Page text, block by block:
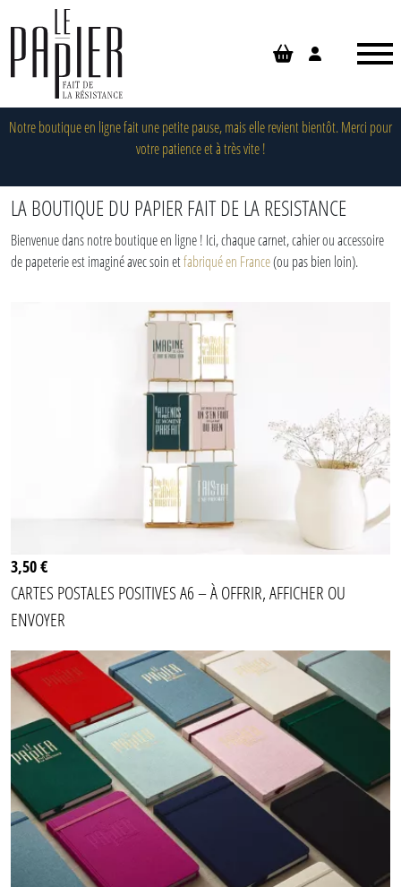
Notre boutique en ligne fait une petite pause, mais elle revient bientôt. Merci pour
votre patience et à très vite !
LA BOUTIQUE DU PAPIER FAIT DE LA RESISTANCE
Bienvenue dans notre boutique en ligne ! Ici, chaque carnet, cahier ou accessoire
de papeterie est imaginé avec soin etfabriqué en France(ou pas bien loin).
3,50 €
CARTES POSTALES POSITIVES A6 – À OFFRIR, AFFICHER OU
ENVOYER
Panneau de gestion des cookies